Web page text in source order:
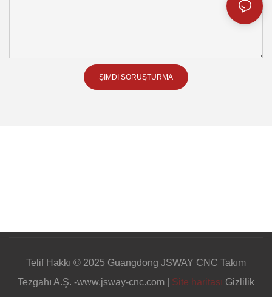
ŞIMDI SORUŞTURMA
Telif Hakkı © 2025 Guangdong JSWAY CNC Takım
Tezgahı A.Ş. -www.jsway-cnc.com |
Site haritası Gizlilik